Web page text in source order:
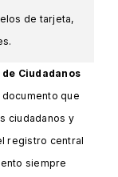
de tarjeta,
Ciudadanos
documento que
ciudadanos y
registro central
siempre